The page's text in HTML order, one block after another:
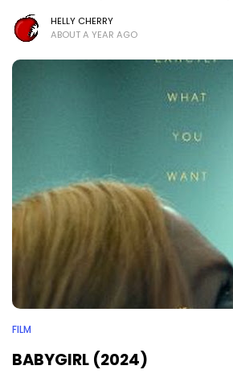
HELLY CHERRY
ABOUT A YEAR AGO
FILM
BABYGIRL (2024)